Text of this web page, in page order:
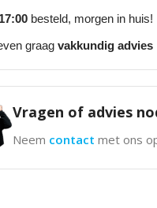
17:00besteld, morgen in huis!
graag vakkundig advies
Vragen of advies
Neem contact met ons